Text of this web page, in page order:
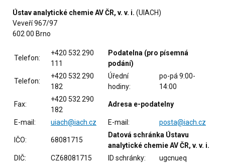
Ústav analytické chemie AV ČR, v. v. i. (UIACH)
Veveří 967/97
602 00 Brno
Telefon:
+420 532 290
111
Podatelna (pro písemná
podání)
Telefon:
+420 532 290
182
Úřední
hodiny:
po-pá 9:00-
14:00
Fax:
+420 532 290
182
Adresa e-podatelny
E-mail: uiach@iach.cz E-mail: posta@iach.cz
IČO: 68081715
Datová schránka Ústavu
analytické chemie AV ČR, v. v. i.
DIČ:
CZ68081715 ID schránky:
ugcnueq